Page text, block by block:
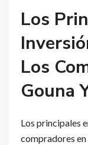
Los
Los
Gouna
Los principales
compradores en